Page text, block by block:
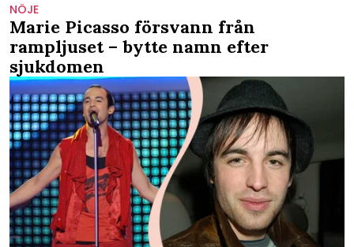
NÖJE
Marie Picasso försvann från
rampljuset – bytte namn efter
sjukdomen